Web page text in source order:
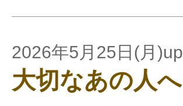
2026年5月25日(月)up
大切なあの人へ